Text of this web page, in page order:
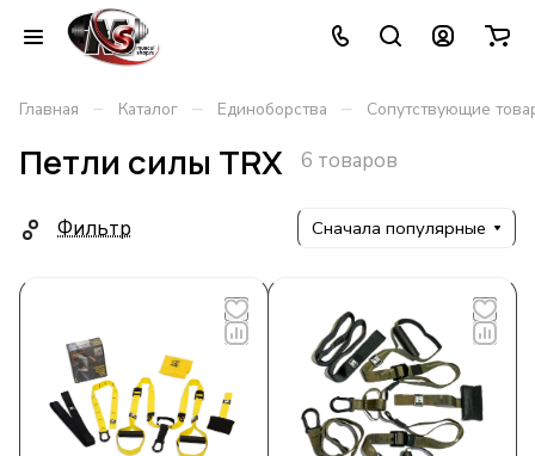
Главная – Каталог – Единоборства – Сопутствующие
Петли силы TRX 6 товаров
Фильтр Сначала популярные